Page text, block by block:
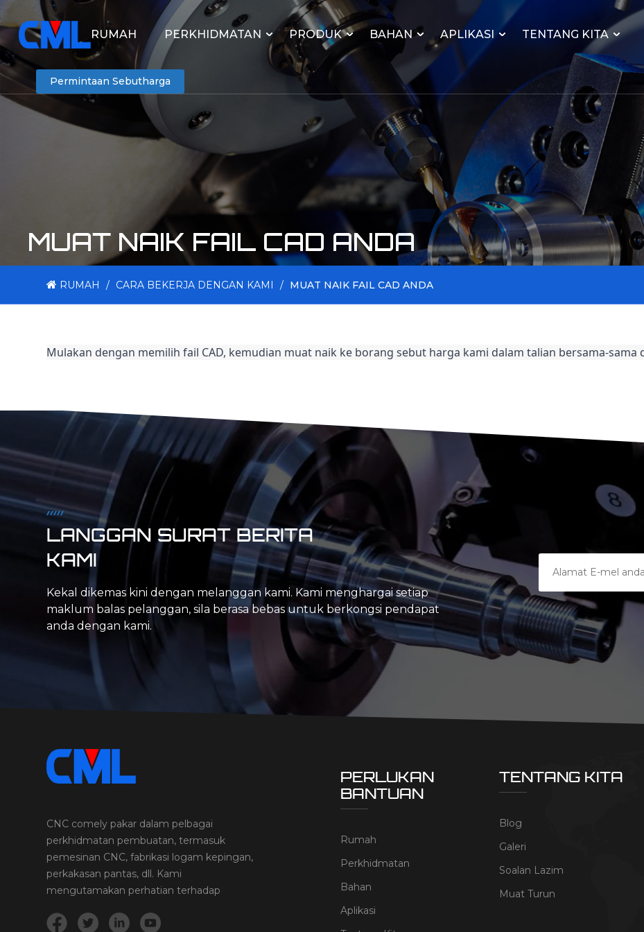
RUMAH PERKHIDMATAN PRODUK BAHAN APLIKASI TENTANG KITA
Permintaan Sebutharga
MUAT NAIK FAIL CAD ANDA
RUMAH / CARA BEKERJA DENGAN KAMI / MUAT NAIK FAIL CAD ANDA
Mulakan dengan memilih fail CAD, kemudian muat naik ke borang sebut harga kami dalam talian bersama-sama
LANGGAN SURAT BERITA
KAMI
Kekal dikemas kini dengan melanggan kami. Kami menghargai setiap
maklum balas pelanggan, sila berasa bebas untuk berkongsi pendapat
anda dengan kami.
CNC comely pakar dalam pelbagai
perkhidmatan pembuatan, termasuk
pemesinan CNC, fabrikasi logam kepingan,
perkakasan pantas, dll. Kami
mengutamakan perhatian terhadap
dan produk yang kami jalankan.
PERLUKAN
BANTUAN
Rumah
Perkhidmatan
Bahan
Aplikasi
TENTANG KITA
Blog
Galeri
Soalan Lazim
Muat Turun